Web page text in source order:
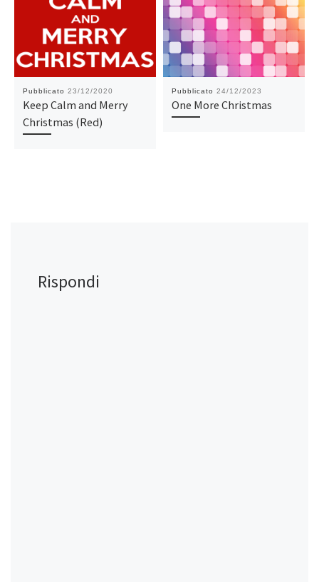
Pubblicato 23/12/2020
Keep Calm and Merry
Christmas (Red)
Pubblicato 24/12/2023
One More Christmas
Rispondi